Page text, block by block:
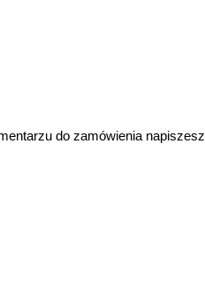
do zamówienia napiszesz